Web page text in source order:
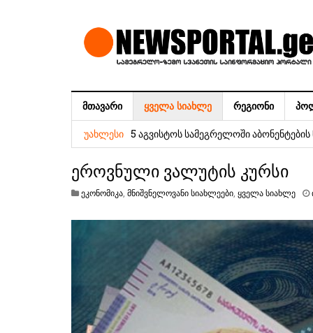
ᲛᲗᲐᲕᲐᲠᲘ ᲧᲕᲔᲚᲐ ᲡᲘᲐᲮᲚᲔ ᲠᲔᲒᲘᲝᲜᲘ
ᲣᲐᲮᲚᲔᲡᲘ
ეროვნული ვალუტის კურსი
5 აგვისტოს სამეგრელოში
პოლიტიკური სისტემა ჯანსაღი ფორმით
რეკომენდაციებით მიმართავს
ეროვნული ვალუტის კურსი
ეროვნული ვალუტის კურსი
ეკონომიკა მნიშვნელოვანი სიახლეები ყველა სიახლე